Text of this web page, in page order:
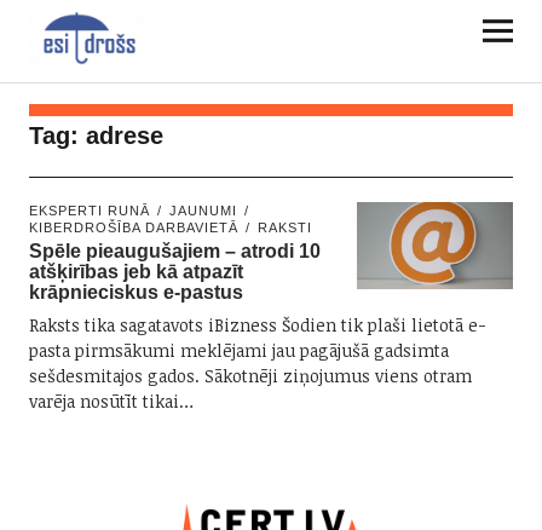
Tag: adrese
EKSPERTI RUNĀ
JAUNUMI
KIBERDROŠĪBA DARBAVIETĀ
RAKSTI
Spēle pieaugušajiem – atrodi 10
atšķirības jeb kā atpazīt
krāpnieciskus e-pastus
Raksts tika sagatavots iBizness Šodien tik plaši lietotā e-
pasta pirmsākumi meklējami jau pagājušā gadsimta
sešdesmitajos gados. Sākotnēji ziņojumus viens otram
varēja nosūtīt tikai…